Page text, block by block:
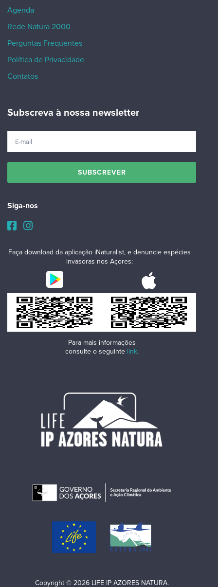
Copyright © 2026 LIFE IP AZORES NATURA.
Agenda
Rede Natura 2000
Perguntas Frequentes
Política de Privacidade
Contatos
Subscreva à nossa newsletter
Siga-nos
Faça download da aplicação iNaturalist, e denuncie espécies
invasoras nos Açores:
Para mais informações
consulte o seguinte link.